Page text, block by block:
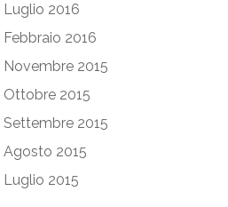
Luglio 2016
Febbraio 2016
Novembre 2015
Ottobre 2015
Settembre 2015
Agosto 2015
Luglio 2015